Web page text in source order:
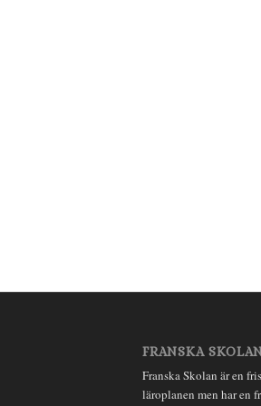
FRANSKA
Franska Skolan är en
läroplanen men har en